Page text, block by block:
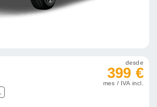
desde
399 €
mes / IVA incl.